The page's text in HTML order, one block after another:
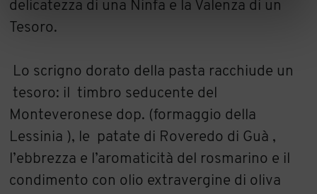
delicatezza di una Ninfa e la Valenza di un
Tesoro.
Lo scrigno dorato della pasta racchiude un
tesoro: il timbro seducente del
Monteveronese dop. (formaggio della
Lessinia ), le patate di Roveredo di Guà ,
l’ebbrezza e l’aromaticità del rosmarino e il
condimento con olio extravergine di oliva